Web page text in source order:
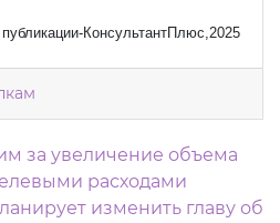
публикации-КонсультантПлюс,2025
записям
за увеличение объема
расходами
изменить главу об